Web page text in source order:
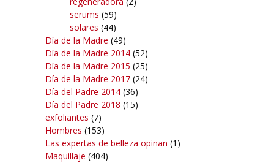
serums (59)
solares (44)
Día de la Madre (49)
Día de la Madre 2014 (52)
Día de la Madre 2015 (25)
Día de la Madre 2017 (24)
Día del Padre 2014 (36)
Día del Padre 2018 (15)
exfoliantes (7)
Hombres (153)
Las expertas de belleza opinan (1)
Maquillaje (404)